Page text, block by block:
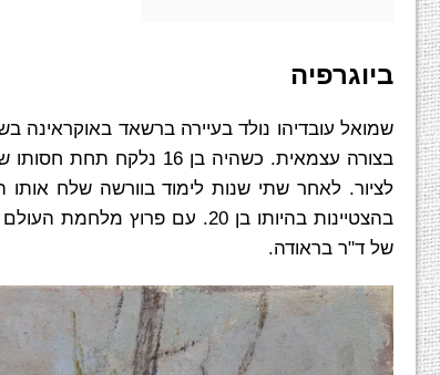
ביוגרפיה
בצורה עצמאית. כשהיה
בהצטיינות בהיותו בן 20. עם
של ד"ר בראודה.